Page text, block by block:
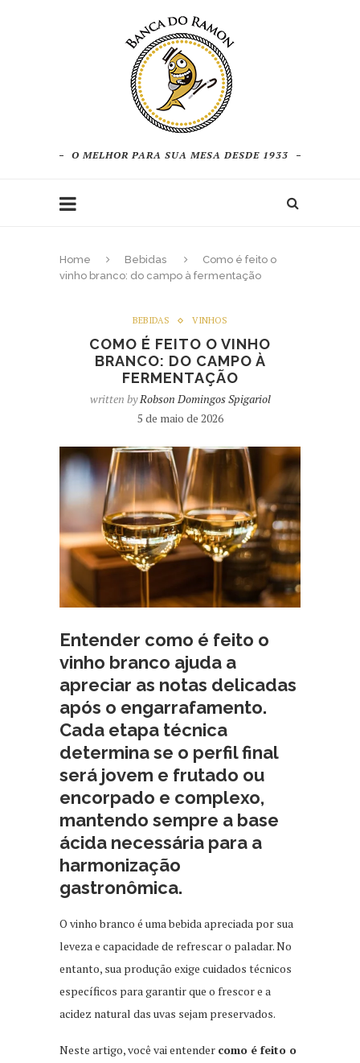
O MELHOR PARA SUA MESA DESDE 1933
Home Bebidas
Como é feito o
vinho branco: do campo à fermentação
BEBIDAS VINHOS
COMO É FEITO O VINHO
BRANCO: DO CAMPO À
FERMENTAÇÃO
written byRobson Domingos Spigariol
5 de maio de 2026
Entender como é feito o
vinho branco ajuda a
apreciar as notas delicadas
após o engarrafamento.
Cada etapa técnica
determina se o perfil final
será jovem e frutado ou
encorpado e complexo,
mantendo sempre a base
ácida necessária para a
harmonização
gastronômica.
O vinho branco é uma bebida apreciada por sua
leveza e capacidade de refrescar o paladar. No
entanto, sua produção exige cuidados técnicos
específicos para garantir que o frescor e a
acidez natural das uvas sejam preservados.
Neste artigo, você vai entender como é feito o